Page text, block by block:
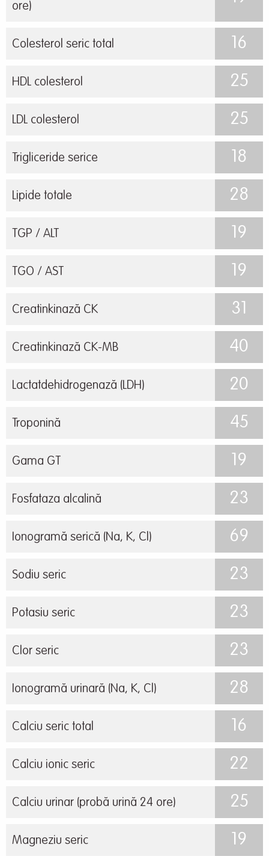
ore)
Colesterol seric total 16
HDL colesterol 25
LDL colesterol 25
Trigliceride serice 18
Lipide totale 28
TGP / ALT 19
TGO / AST 19
Creatinkinază CK 31
Creatinkinază CK-MB 40
Lactatdehidrogenază (LDH) 20
Troponină 45
Gama GT 19
Fosfataza alcalină 23
Ionogramă serică (Na, K, Cl) 69
Sodiu seric 23
Potasiu seric 23
Clor seric 23
Ionogramă urinară (Na, K, Cl) 28
Calciu seric total 16
Calciu ionic seric 22
Calciu urinar (probă urină 24 ore) 25
Magneziu seric 19